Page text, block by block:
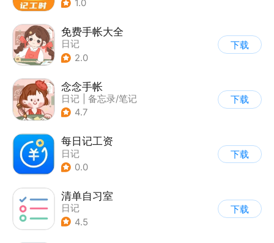
1.0
免费手帐大全
日记
2.0
下载
念念手帐
日记
备忘录/笔记
4.7
下载
每日记工资
日记
0.0
下载
清单自习室
日记
4.5
下载